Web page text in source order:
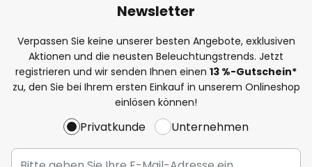
Newsletter
Verpassen Sie keine unserer besten Angebote, exklusiven
Aktionen und die neusten Beleuchtungstrends. Jetzt
registrieren und wir senden Ihnen einen 13 %-Gutschein*
zu, den Sie bei Ihrem ersten Einkauf in unserem Onlineshop
einlösen können!
Privatkunde Unternehmen